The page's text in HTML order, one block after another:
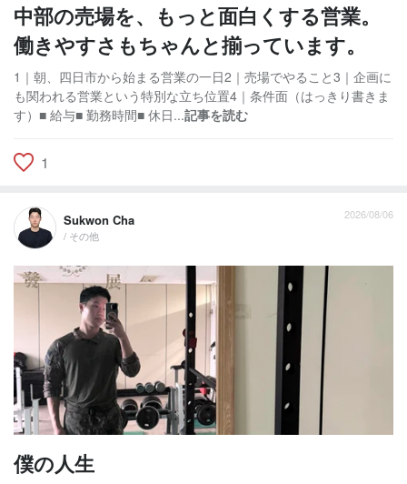
中部の売場を、もっと面白くする営業。
働きやすさもちゃんと揃っています。
1｜朝、四日市から始まる営業の一日2｜売場でやること3｜企画に
も関われる営業という特別な立ち位置4｜条件面（はっきり書きま
す）■ 給与■ 勤務時間■ 休日...記事を読む
1
Sukwon Cha
/ その他
2026/08/06
僕の人生